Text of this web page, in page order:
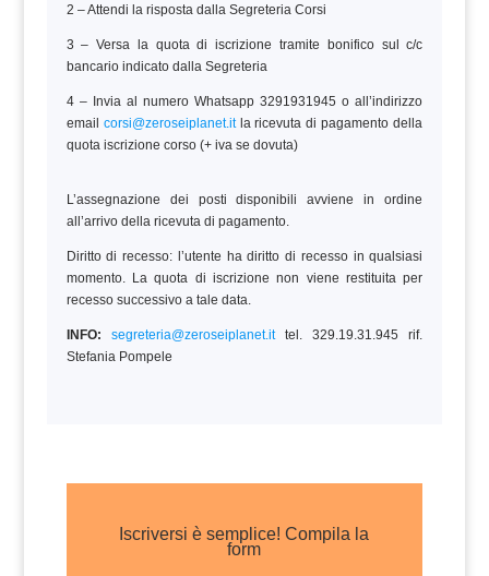
2 – Attendi la risposta dalla Segreteria Corsi
3 – Versa la quota di iscrizione tramite bonifico sul c/c
bancario indicato dalla Segreteria
4 – Invia al numero Whatsapp 3291931945 o all’indirizzo
email corsi@zeroseiplanet.itla ricevuta di pagamento della
quota iscrizione corso (+ iva se dovuta)
L’assegnazione dei posti disponibili avviene in ordine
all’arrivo della ricevuta di pagamento.
Diritto di recesso: l’utente ha diritto di recesso in qualsiasi
momento. La quota di iscrizione non viene restituita per
recesso successivo a tale data.
INFO: segreteria@zeroseiplanet.ittel. 329.19.31.945 rif.
Stefania Pompele
Iscriversi è semplice! Compila la
form